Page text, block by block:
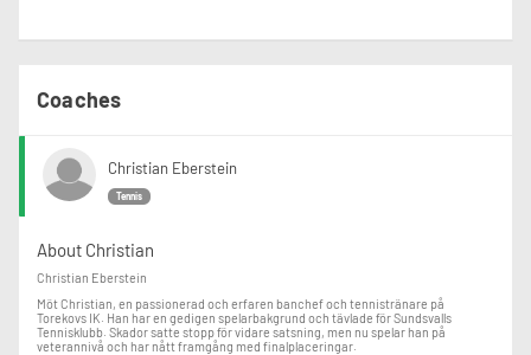
Coaches
Christian Eberstein
Tennis
About Christian
Christian Eberstein
Möt Christian, en passionerad och erfaren banchef och tennistränare på
Torekovs IK. Han har en gedigen spelarbakgrund och tävlade för Sundsvalls
Tennisklubb. Skador satte stopp för vidare satsning, men nu spelar han på
veterannivå och har nått framgång med finalplaceringar.